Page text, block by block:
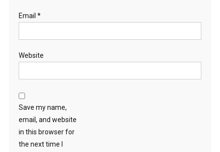
Email *
Website
Save my name,
email, and website
in this browser for
the next time I